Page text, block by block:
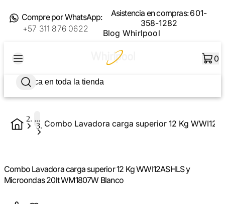
Compre por WhatsApp:
+57 311 876 0622
Asistencia en compras:601-
358-1282
Blog Whirlpool
0
...
Combo Lavadora carga superior 12 Kg WWI12ASHLS y
Microondas 20lt WM1807W Blanco